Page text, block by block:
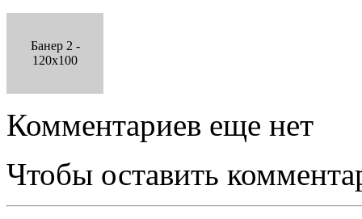
Банер 2 -
120x100
Комментариев еще нет
Чтобы оставить